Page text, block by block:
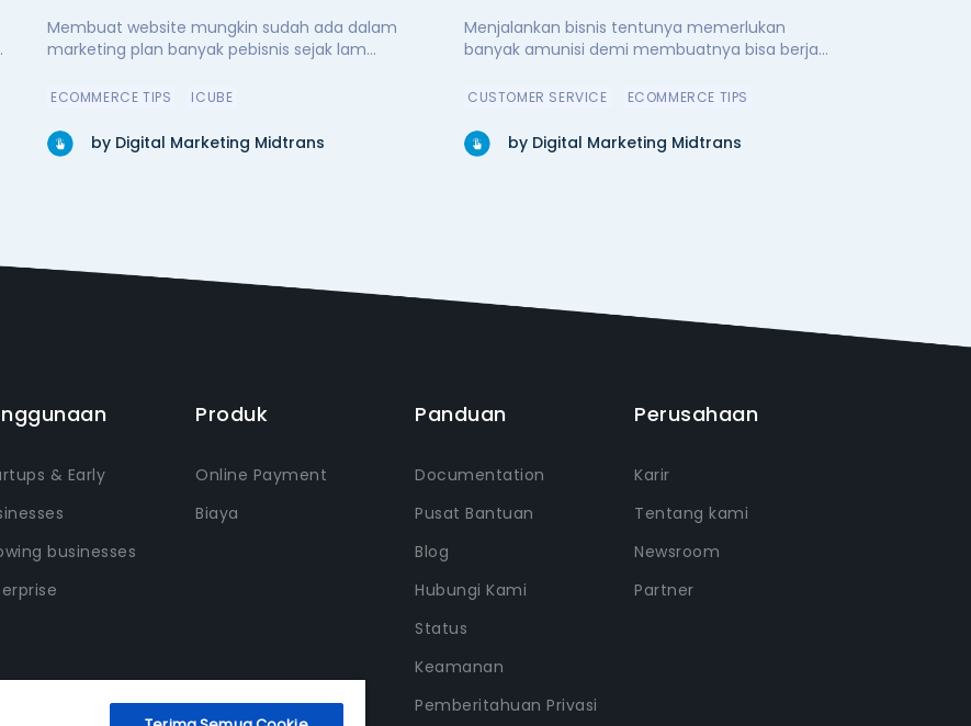
Commerce di Masa Pandemi
Membuat website mungkin sudah ada dalam
marketing plan banyak pebisnis sejak lam...
ECOMMERCE TIPS ICUBE
by Digital Marketing Midtrans
Merupakan Hal yang Penting
Menjalankan bisnis tentunya memerlukan
banyak amunisi demi membuatnya bisa berja...
CUSTOMER SERVICE ECOMMERCE TIPS
by Digital Marketing Midtrans
& Early
businesses
Produk
Online Payment
Biaya
Panduan
Documentation
Pusat Bantuan
Blog
Hubungi Kami
Status
Keamanan
Pemberitahuan Privasi
Perusahaan
Karir
Tentang kami
Newsroom
Partner